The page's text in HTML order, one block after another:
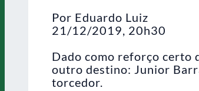
Por Eduardo Luiz
21/12/2019, 20h30
Dado como reforço certo
outro destino: Junior
torcedor.